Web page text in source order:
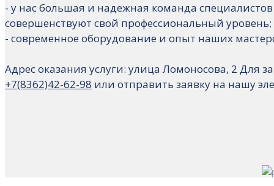
- у нас большая и надежная команда
совершенствуют свой профессиональный уровень;
- современное оборудование и опыт наших
Адрес оказания услуги: улица Ломоносова, 2 Для
+7(8362)42-62-98 или отправить заявку на нашу